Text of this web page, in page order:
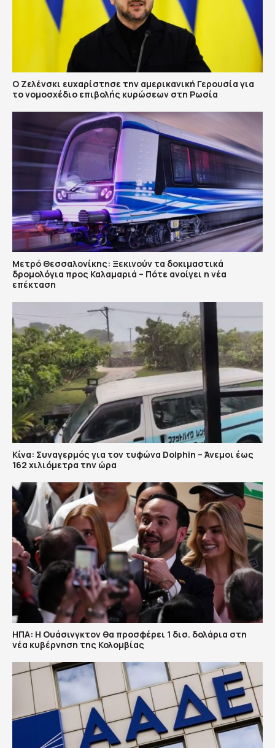
Ο Ζελένσκι ευχαρίστησε την αμερικανική Γερουσία για
το νομοσχέδιο επιβολής κυρώσεων στη Ρωσία
Μετρό Θεσσαλονίκης: Ξεκινούν τα δοκιμαστικά
δρομολόγια προς Καλαμαριά – Πότε ανοίγει η νέα
επέκταση
Κίνα: Συναγερμός για τον τυφώνα Dolphin – Άνεμοι έως
162 χιλιόμετρα την ώρα
ΗΠΑ: H Ουάσινγκτον θα προσφέρει 1 δισ. δολάρια στη
νέα κυβέρνηση της Κολομβίας